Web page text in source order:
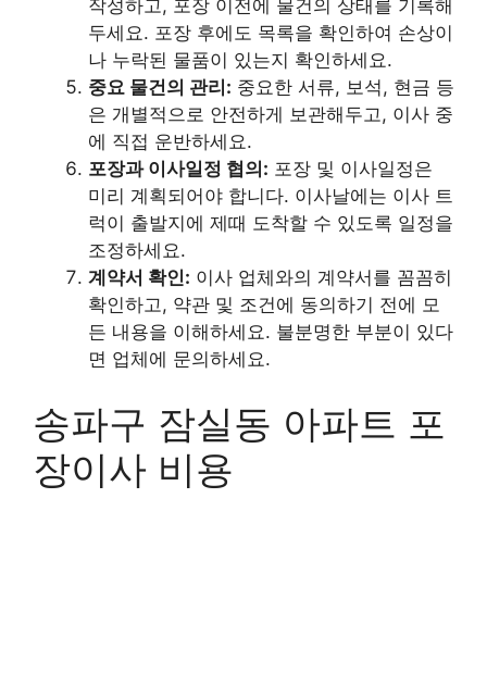
작성하고, 포장 이전에 물건의 상태를 기록해
두세요. 포장 후에도 목록을 확인하여 손상이
나 누락된 물품이 있는지 확인하세요.
중요 물건의 관리: 중요한 서류, 보석, 현금 등
은 개별적으로 안전하게 보관해두고, 이사 중
에 직접 운반하세요.
포장과 이사일정 협의: 포장 및 이사일정은
미리 계획되어야 합니다. 이사날에는 이사 트
럭이 출발지에 제때 도착할 수 있도록 일정을
조정하세요.
계약서 확인: 이사 업체와의 계약서를 꼼꼼히
확인하고, 약관 및 조건에 동의하기 전에 모
든 내용을 이해하세요. 불분명한 부분이 있다
면 업체에 문의하세요.
송파구 잠실동 아파트 포
장이사 비용